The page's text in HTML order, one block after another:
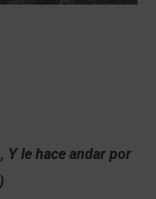
Y le hace andar por